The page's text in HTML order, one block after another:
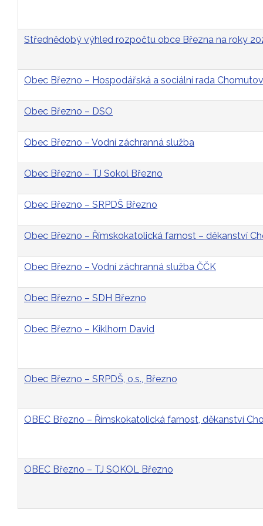
Střednědobý výhled rozpočtu obce Března na roky
Obec Březno – Hospodářská a sociální rada
Obec Březno – DSO
Obec Březno – Vodní záchranná služba
Obec Březno – TJ Sokol Březno
Obec Březno – SRPDŠ Březno
Obec Březno – Římskokatolická farnost – děkanství
Obec Březno – Vodní záchranná služba ČČK
Obec Březno – SDH Březno
Obec Březno – Kiklhorn David
Obec Březno – SRPDŠ, o.s., Březno
OBEC Březno – Římskokatolická farnost, děkanství
OBEC Březno – TJ SOKOL Březno